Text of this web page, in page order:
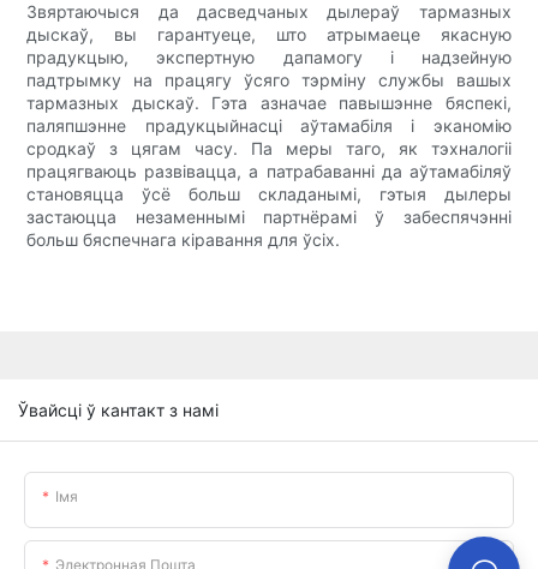
Звяртаючыся да дасведчаных дылераў тармазных
дыскаў, вы гарантуеце, што атрымаеце якасную
прадукцыю, экспертную дапамогу і надзейную
падтрымку на працягу ўсяго тэрміну службы вашых
тармазных дыскаў. Гэта азначае павышэнне бяспекі,
паляпшэнне прадукцыйнасці аўтамабіля і эканомію
сродкаў з цягам часу. Па меры таго, як тэхналогіі
працягваюць развівацца, а патрабаванні да аўтамабіляў
становяцца ўсё больш складанымі, гэтыя дылеры
застаюцца незаменнымі партнёрамі ў забеспячэнні
больш бяспечнага кіравання для ўсіх.
Ўвайсці ў кантакт з намі
Імя
Электронная Пошта